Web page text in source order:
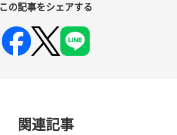
この記事をシェアする
関連記事